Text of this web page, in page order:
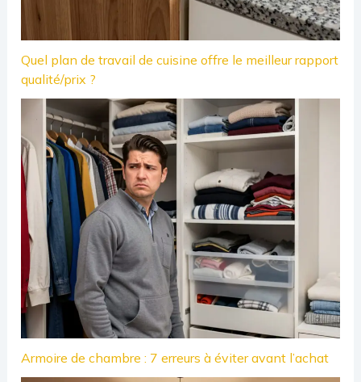
Quel plan de travail de cuisine offre le meilleur rapport
qualité/prix ?
Armoire de chambre : 7 erreurs à éviter avant l’achat